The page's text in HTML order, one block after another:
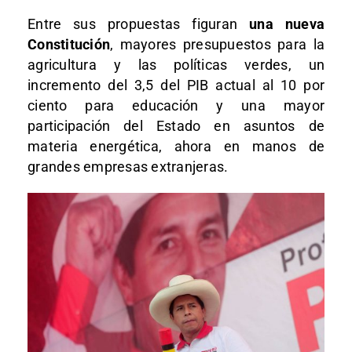
Entre sus propuestas figuran una nueva
Constitución, mayores presupuestos para la
agricultura y las políticas verdes, un
incremento del 3,5 del PIB actual al 10 por
ciento para educación y una mayor
participación del Estado en asuntos de
materia energética, ahora en manos de
grandes empresas extranjeras.